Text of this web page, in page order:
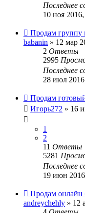
Последнее
10 ноя
Продам группу
babanin » 12 мар
2 Ответы
2995
Последнее
28 июл
Продам
Игорь272 » 16
1
2
11 Ответы
5281
Последнее
19 июн
Продам онлайн
andreychehly » 12